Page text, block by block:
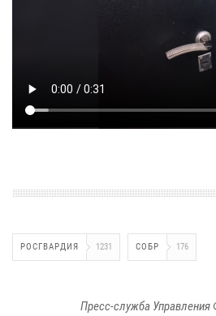
РОСГВАРДИЯ 1231 СОБР 176
Пресс-служба